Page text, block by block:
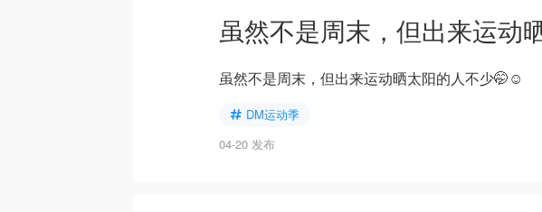
虽然不是周末，但出来运动
虽然不是周末，但出来运动晒太阳的人不少🤭☺️
DM运动季
04-20 发布